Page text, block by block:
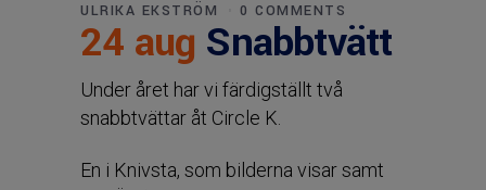
24 aug Snabbtvätt
ULRIKA EKSTRÖM
0 COMMENTS
Under året har vi färdigställt två
snabbtvättar åt Circle K.
En i Knivsta, som bilderna visar samt